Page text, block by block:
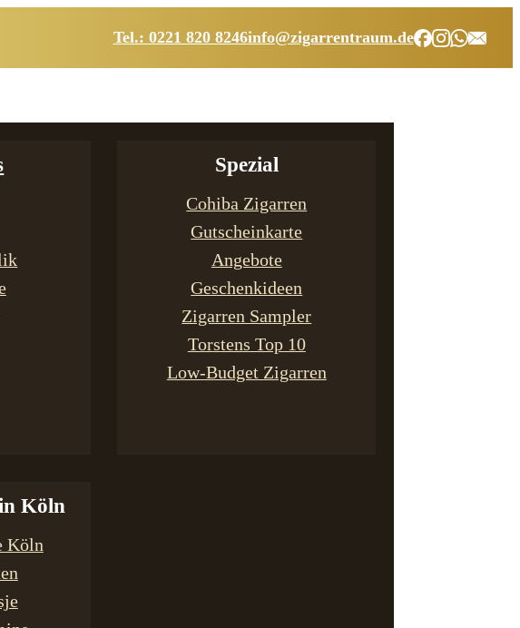
Tel.: 0221 820 8246info@zigarrentraum.de
Spezial
Cohiba Zigarren
Gutscheinkarte
Angebote
Geschenkideen
Zigarren Sampler
Torstens Top 10
Low-Budget Zigarren
Köln
Köln